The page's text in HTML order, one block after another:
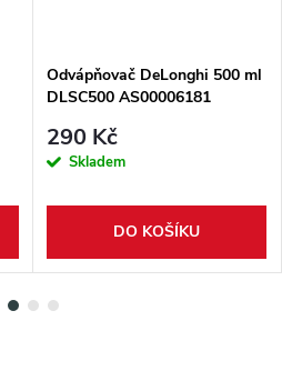
Odvápňovač DeLonghi 500 ml
DLSC500 AS00006181
290 Kč
Skladem
DO KOŠÍKU